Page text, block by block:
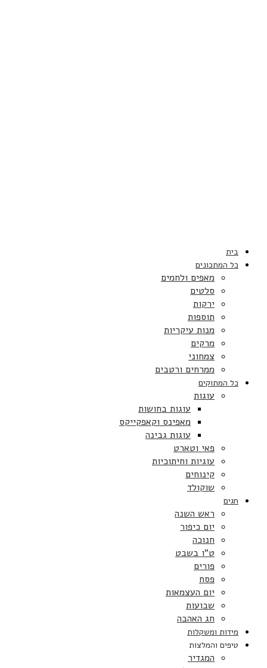
בית
כל המתכונים
מאפים ולחמים
סלטים
ירקות
תוספות
מנות עיקריות
מרקים
צמחוני
ממרחים ורטבים
כל המתוקים
עוגות
עוגות בחושות
מאפינס וקאפקייקס
עוגות גבינה
פאי וטארט
עוגיות וחיתוכיות
קינוחים
שוקולד
חגים
ראש השנה
יום כיפור
חנוכה
ט”ו בשבט
פורים
פסח
יום העצמאות
שבועות
חג האהבה
מידות ומשקלות
טיפים והמלצות
המגדיר